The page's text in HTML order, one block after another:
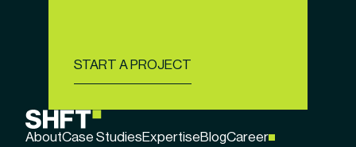
AboutCase StudiesExpertiseBlogCareer
START A PROJECT